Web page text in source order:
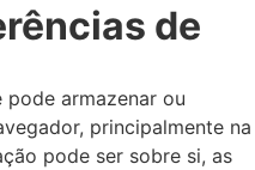
de
pode armazenar ou
principalmente na
pode ser sobre si, as